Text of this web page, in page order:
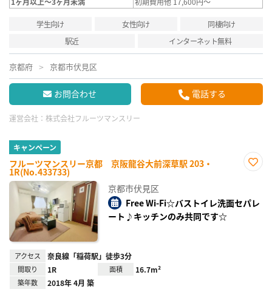
学生向け 女性向け
同棲向け
駅近
インターネット無料
京都府 京都市伏見区
お問合わせ 電話する
運営会社： 株式会社フルーツマンスリー
キャンペーン
フルーツマンスリー京都 京阪龍谷大前深草駅 203・
1R(No.433733)
録
京都市伏見区
Free Wi-Fi☆バストイレ洗面セパレ
ート♪キッチンのみ共同です☆
アクセス 奈良線「稲荷駅」徒歩3分
間取り 1R 面積 16.7m²
築年数 2018年 4月 築